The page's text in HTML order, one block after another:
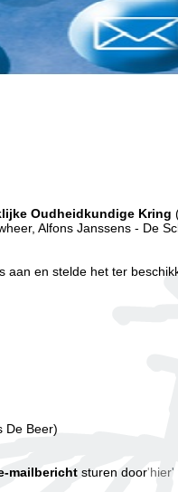
Oudheidkundige Kring
Alfons Janssens - De
aan en stelde het ter
De Beer)
mailbericht sturen door'hier'